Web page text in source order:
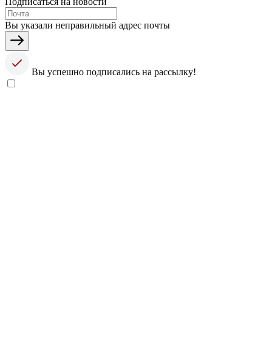
Вы указали неправильный адрес почты
Вы успешно подписались на рассылку!